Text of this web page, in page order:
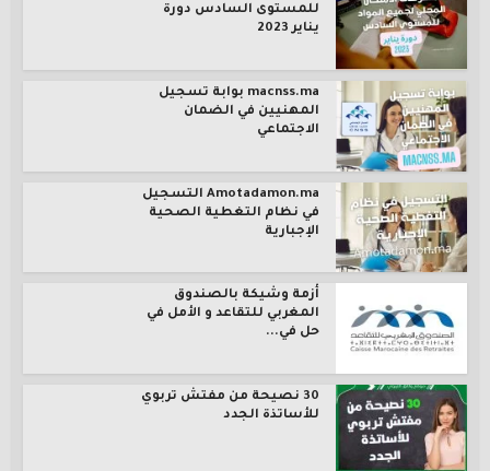
للمستوى السادس دورة
يناير 2023
macnss.ma بوابة تسجيل
المهنيين في الضمان
الاجتماعي
Amotadamon.ma التسجيل
في نظام التغطية الصحية
الإجبارية
أزمة وشيكة بالصندوق
المغربي للتقاعد و الأمل في
حل في...
30 نصيحة من مفتش تربوي
للأساتذة الجدد